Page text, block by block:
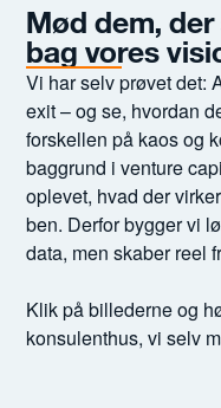
Mød dem,
bag vores
Vi har selv prøvet det:
exit – og se, hvordan
forskellen på kaos og
baggrund i venture
oplevet, hvad der
ben. Derfor bygger vi
data, men skaber reel
Klik på billederne og
konsulenthus, vi selv